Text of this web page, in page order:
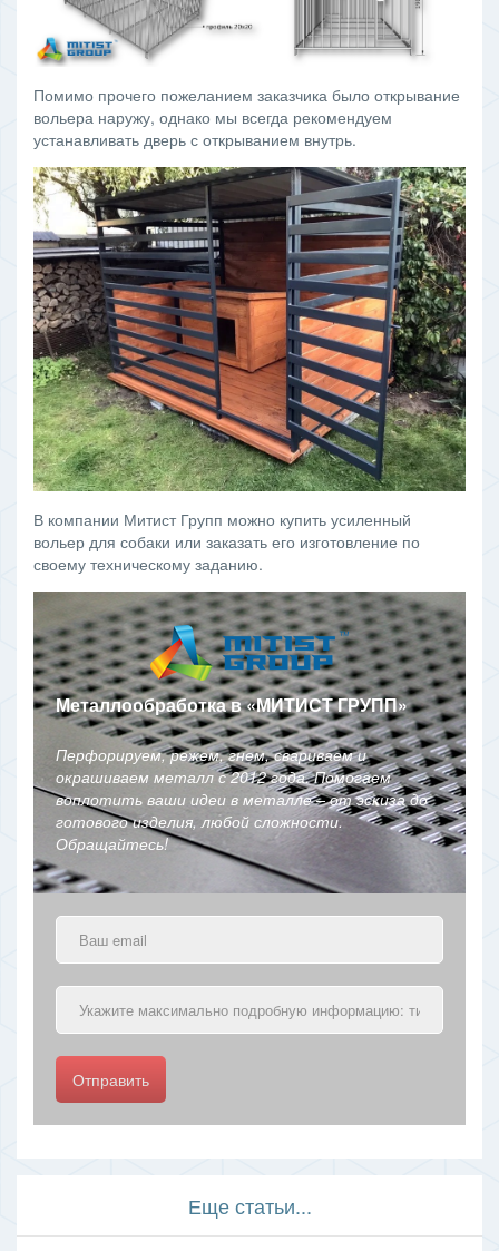
Помимо прочего пожеланием заказчика было открывание
вольера наружу, однако мы всегда рекомендуем
устанавливать дверь с открыванием внутрь.
В компании Митист Групп можно купить усиленный
вольер для собаки или заказать его изготовление по
своему техническому заданию.
Металлообработка в«МИТИСТ ГРУПП»
Перфорируем, режем, гнем, свариваем и
окрашиваем металл с 2012 года. Помогаем
воплотить ваши идеи в металле – от эскиза до
готового изделия, любой сложности.
Обращайтесь!
Отправить
Еще статьи...